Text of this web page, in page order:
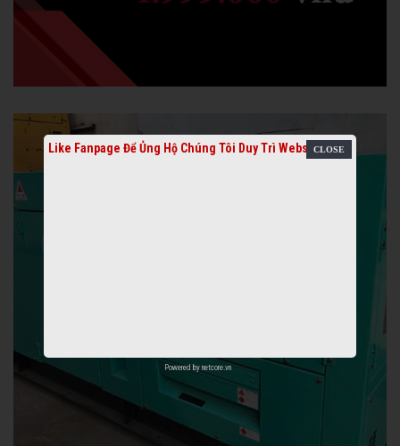
Like Fanpage Để Ủng Hộ Chúng Tôi Duy Trì Website
Powered by netcore.vn